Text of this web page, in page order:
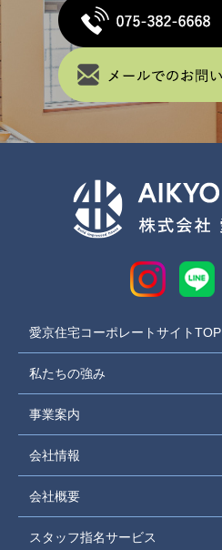
愛京住宅コーポレートサイトTOP
私たちの強み
事業案内
会社情報
会社概要
スタッフ指名サービス